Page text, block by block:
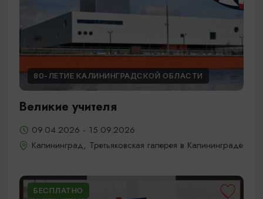
80-ЛЕТИЕ КАЛИНИНГРАДСКОЙ ОБЛАСТИ
Великие учителя
09.04.2026 - 15.09.2026
Калининград, Третьяковская галерея в Калининграде
БЕСПЛАТНО